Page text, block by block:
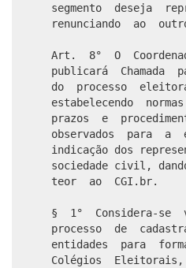
segmento deseja
renunciando ao
Art. 8° O
publicará Chamada
do processo
estabelecendo
prazos e
observados para a
indicação dos
sociedade civil,
teor ao CGI.br.
§ 1° Considera-se
processo de
entidades para
Colégios